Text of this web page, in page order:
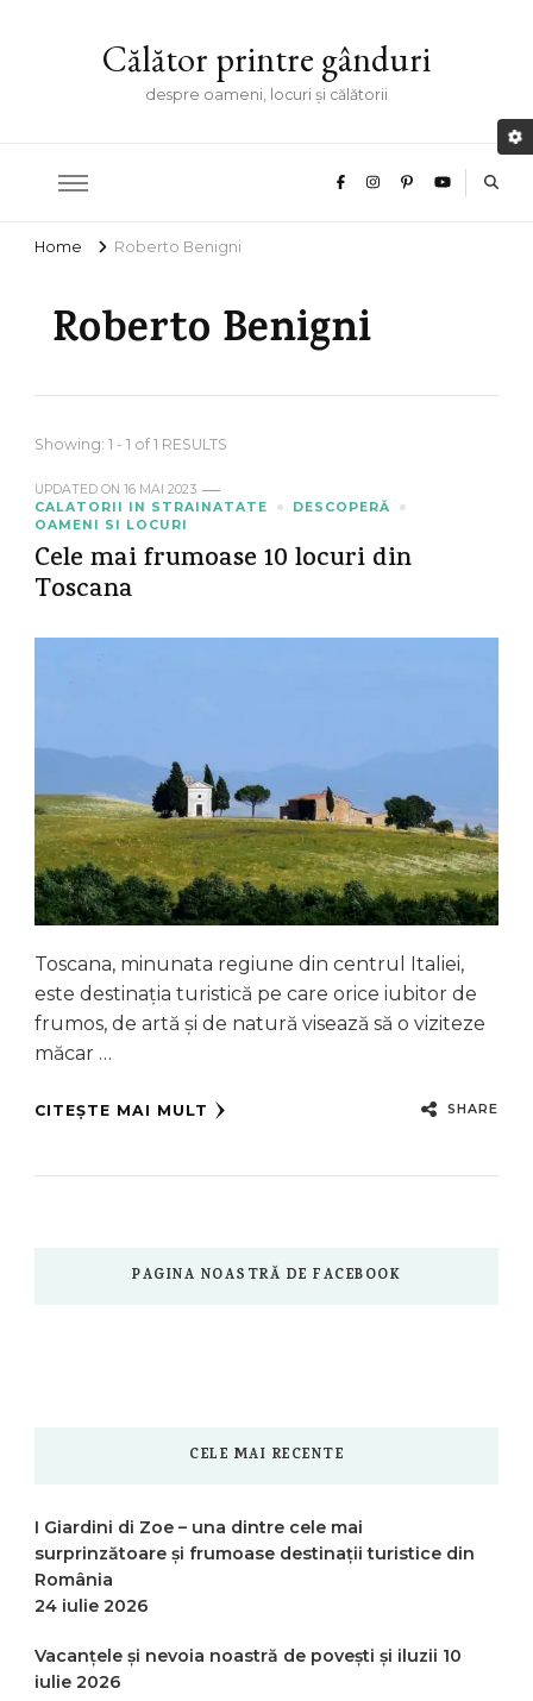
Călător printre gânduri
despre oameni, locuri și călătorii
Home Roberto Benigni
Roberto Benigni
Showing: 1 - 1 of 1 RESULTS
UPDATED ON 16 MAI 2023
CALATORII IN STRAINATATE
DESCOPERĂ
OAMENI SI LOCURI
Cele mai frumoase 10 locuri din
Toscana
Toscana, minunata regiune din centrul Italiei,
este destinația turistică pe care orice iubitor de
frumos, de artă și de natură visează să o viziteze
măcar …
CITEȘTE MAI MULT SHARE
PAGINA NOASTRĂ DE FACEBOOK
CELE MAI RECENTE
I Giardini di Zoe – una dintre cele mai
surprinzătoare și frumoase destinații turistice din
România
24 iulie 2026
Vacanțele și nevoia noastră de povești și iluzii 10
iulie 2026